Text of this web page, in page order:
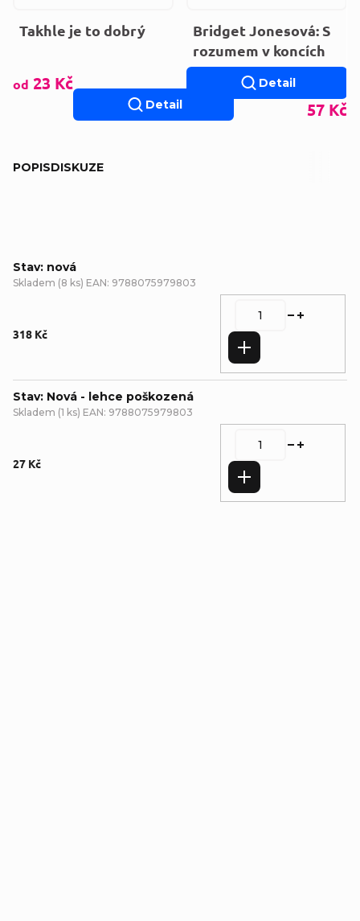
Takhle je to dobrý
od 23 Kč
Detail
Bridget Jonesová: S
rozumem v koncích
57 Kč
Detail
POPISDISKUZE
Stav: nová
Skladem (8 ks) EAN: 9788075979803
318 Kč
Do košíku
Stav: Nová - lehce poškozená
Skladem (1 ks) EAN: 9788075979803
27 Kč
Do košíku